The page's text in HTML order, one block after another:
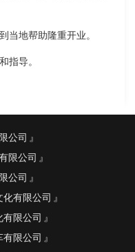
当地帮助隆重开业。
指导。
公司
限公司
公司
有限公司
限公司
限公司